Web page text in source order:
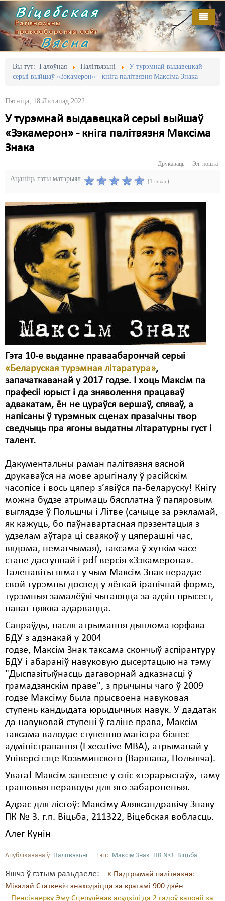
Віцебская
Рэгіянальны
праваабарончы сайт
Вясна
Вы тут: Галоўная Палітвязьні
У турэмнай выдавецкай
серыі выйшаў «Зэкамерон» - кніга палітвязня Максіма Знака
Пятніца, 18 Лістапад 2022
У турэмнай выдавецкай серыі выйшаў
«Зэкамерон» - кніга палітвязня Максіма
Знака
Друкаваць Эл. пошта
Ацаніць гэты матэрыял (1 голас)
Гэта 10-е выданне праваабарончай серыі
«Беларуская турэмная літаратура»,
запачаткаванай у 2017 годзе. І хоць Максім па
прафесіі юрыст і да зняволення працаваў
адвакатам, ён не цураўся вершаў, спяваў, а
напісаны ў турэмных сценах празаічны твор
сведчыць пра ягоны выдатны літаратурны густ і
талент.
Дакументальны раман палітвязня вясной
друкаваўся на мове арыгіналу ў расійскім
часопісе і вось цяпер з’явіўся па-беларуску! Кнігу
можна будзе атрымаць бясплатна ў папяровым
выглядзе ў Польшчы і Літве (сачыце за рэкламай,
як кажуць, бо паўнавартасная прэзентацыя з
удзелам аўтара ці сваякоў у цяперашні час,
вядома, немагчымая), таксама ў хуткім часе
стане даступнай і pdf-версія «Зэкамерона».
Таленавіты шмат у чым Максім Знак перадае
свой турэмны досвед у лёгкай іранічнай форме,
турэмныя замалёўкі чытаюцца за адзін прысест,
нават цяжка адарвацца.
Сапраўды, пасля атрымання дыплома юрфака
БДУ з адзнакай у 2004
годзе, Максім Знак таксама скончыў аспірантуру
БДУ і абараніў навуковую дысертацыю на тэму
"Дыспазітыўнасць дагаворнай адказнасці ў
грамадзянскім праве", з прычыны чаго ў 2009
годзе Максіму была прысвоена навуковая
ступень кандыдата юрыдычных навук. У дадатак
да навуковай ступені ў галіне права, Максім
таксама валодае ступенню магістра бізнес-
адміністравання (Executive MBA), атрыманай у
Універсітэце Козьминского (Варшава, Польшча).
Увага! Максім занесене у спіс «тэрарыстаў», таму
грашовыя пераводы для яго забароненыя.
Адрас для лістоў: Максіму Аляксандравічу Знаку
ПК № 3. г.п. Віцьба, 211322, Віцебская вобласць.
Алег Кунін
Апублікавана ў Палітвязьні Тэгі: Максім Знак ПК №3 Віцьба
Яшчэ ў гэтым разьдзеле:
« Падтрымай палітвязня:
Мікалай Статкевіч знаходзіцца за кратамі 900 дзён
Пенсіянерку Эму Сцепулёнак асудзілі да 2 гадоў калоніі за
Галоўная
Адміністрацыйны перасьлед
Безбар'ернае асяродзьдзе
Выбары
Грамадзянскія ініцыятывы
Затрыманьні
Карная псыхіятрыя
КПЧ ААН
Культурныя правы
ЛПП
Мігранты
Мірныя сходы
Палітвязьні
Праваабаронцы
Правы дзіцяці
Пэнітэнцыярная сыстэма
Распальваньне варожасьці
Свабода слова
Свабода сумленьня
Сьмяротнае пакараньне
Экалёгія
Правы працоўных
Сацыяльныя правы
Выданьні
Кантакт
Пра нас
RSS